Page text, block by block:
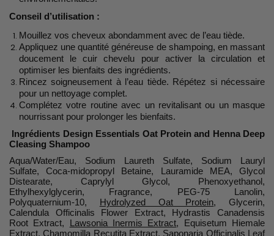
Conseil d’utilisation :
Mouillez vos cheveux abondamment avec de l’eau tiède.
Appliquez une quantité généreuse de shampoing, en massant
doucement le cuir chevelu pour activer la circulation et
optimiser les bienfaits des ingrédients.
Rincez soigneusement à l’eau tiède. Répétez si nécessaire
pour un nettoyage complet.
Complétez votre routine avec un revitalisant ou un masque
nourrissant pour prolonger les bienfaits.
Ingrédients Design Essentials Oat Protein and Henna Deep
Cleasing Shampoo
Aqua/Water/Eau, Sodium Laureth Sulfate, Sodium Lauryl
Sulfate, Coca-midopropyl Betaine, Lauramide MEA, Glycol
Distearate, Caprylyl Glycol, Phenoxyethanol,
Ethylhexylglycerin, Fragrance, PEG-75 Lanolin,
Polyquaternium-10, Hydrolyzed Oat Protein, Glycerin,
Calendula Officinalis Flower Extract, Hydrastis Canadensis
Root Extract, Lawsonia Inermis Extract, Equisetum Hiemale
Extract, Chamomilla Recutita Extract, Saponaria Officinalis Leaf